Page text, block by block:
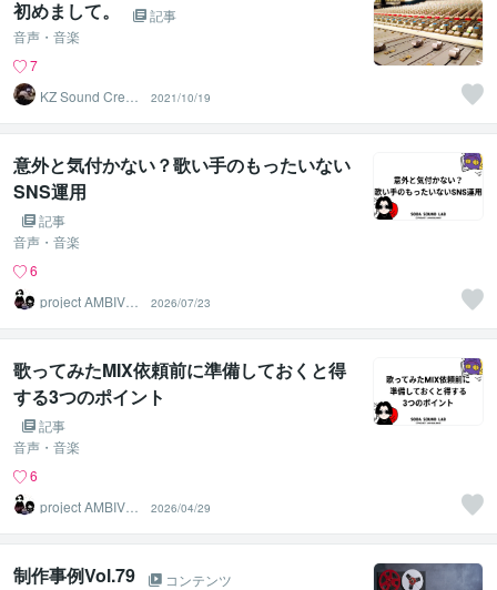
初めまして。
記事
音声・音楽
7
KZ Sound Creati
2021/10/19
意外と気付かない？歌い手のもったいない
SNS運用
記事
音声・音楽
6
project AMBIVAL
ENCE
2026/07/23
歌ってみたMIX依頼前に準備しておくと得
する3つのポイント
記事
音声・音楽
6
project AMBIVAL
ENCE
2026/04/29
制作事例Vol.79
コンテンツ